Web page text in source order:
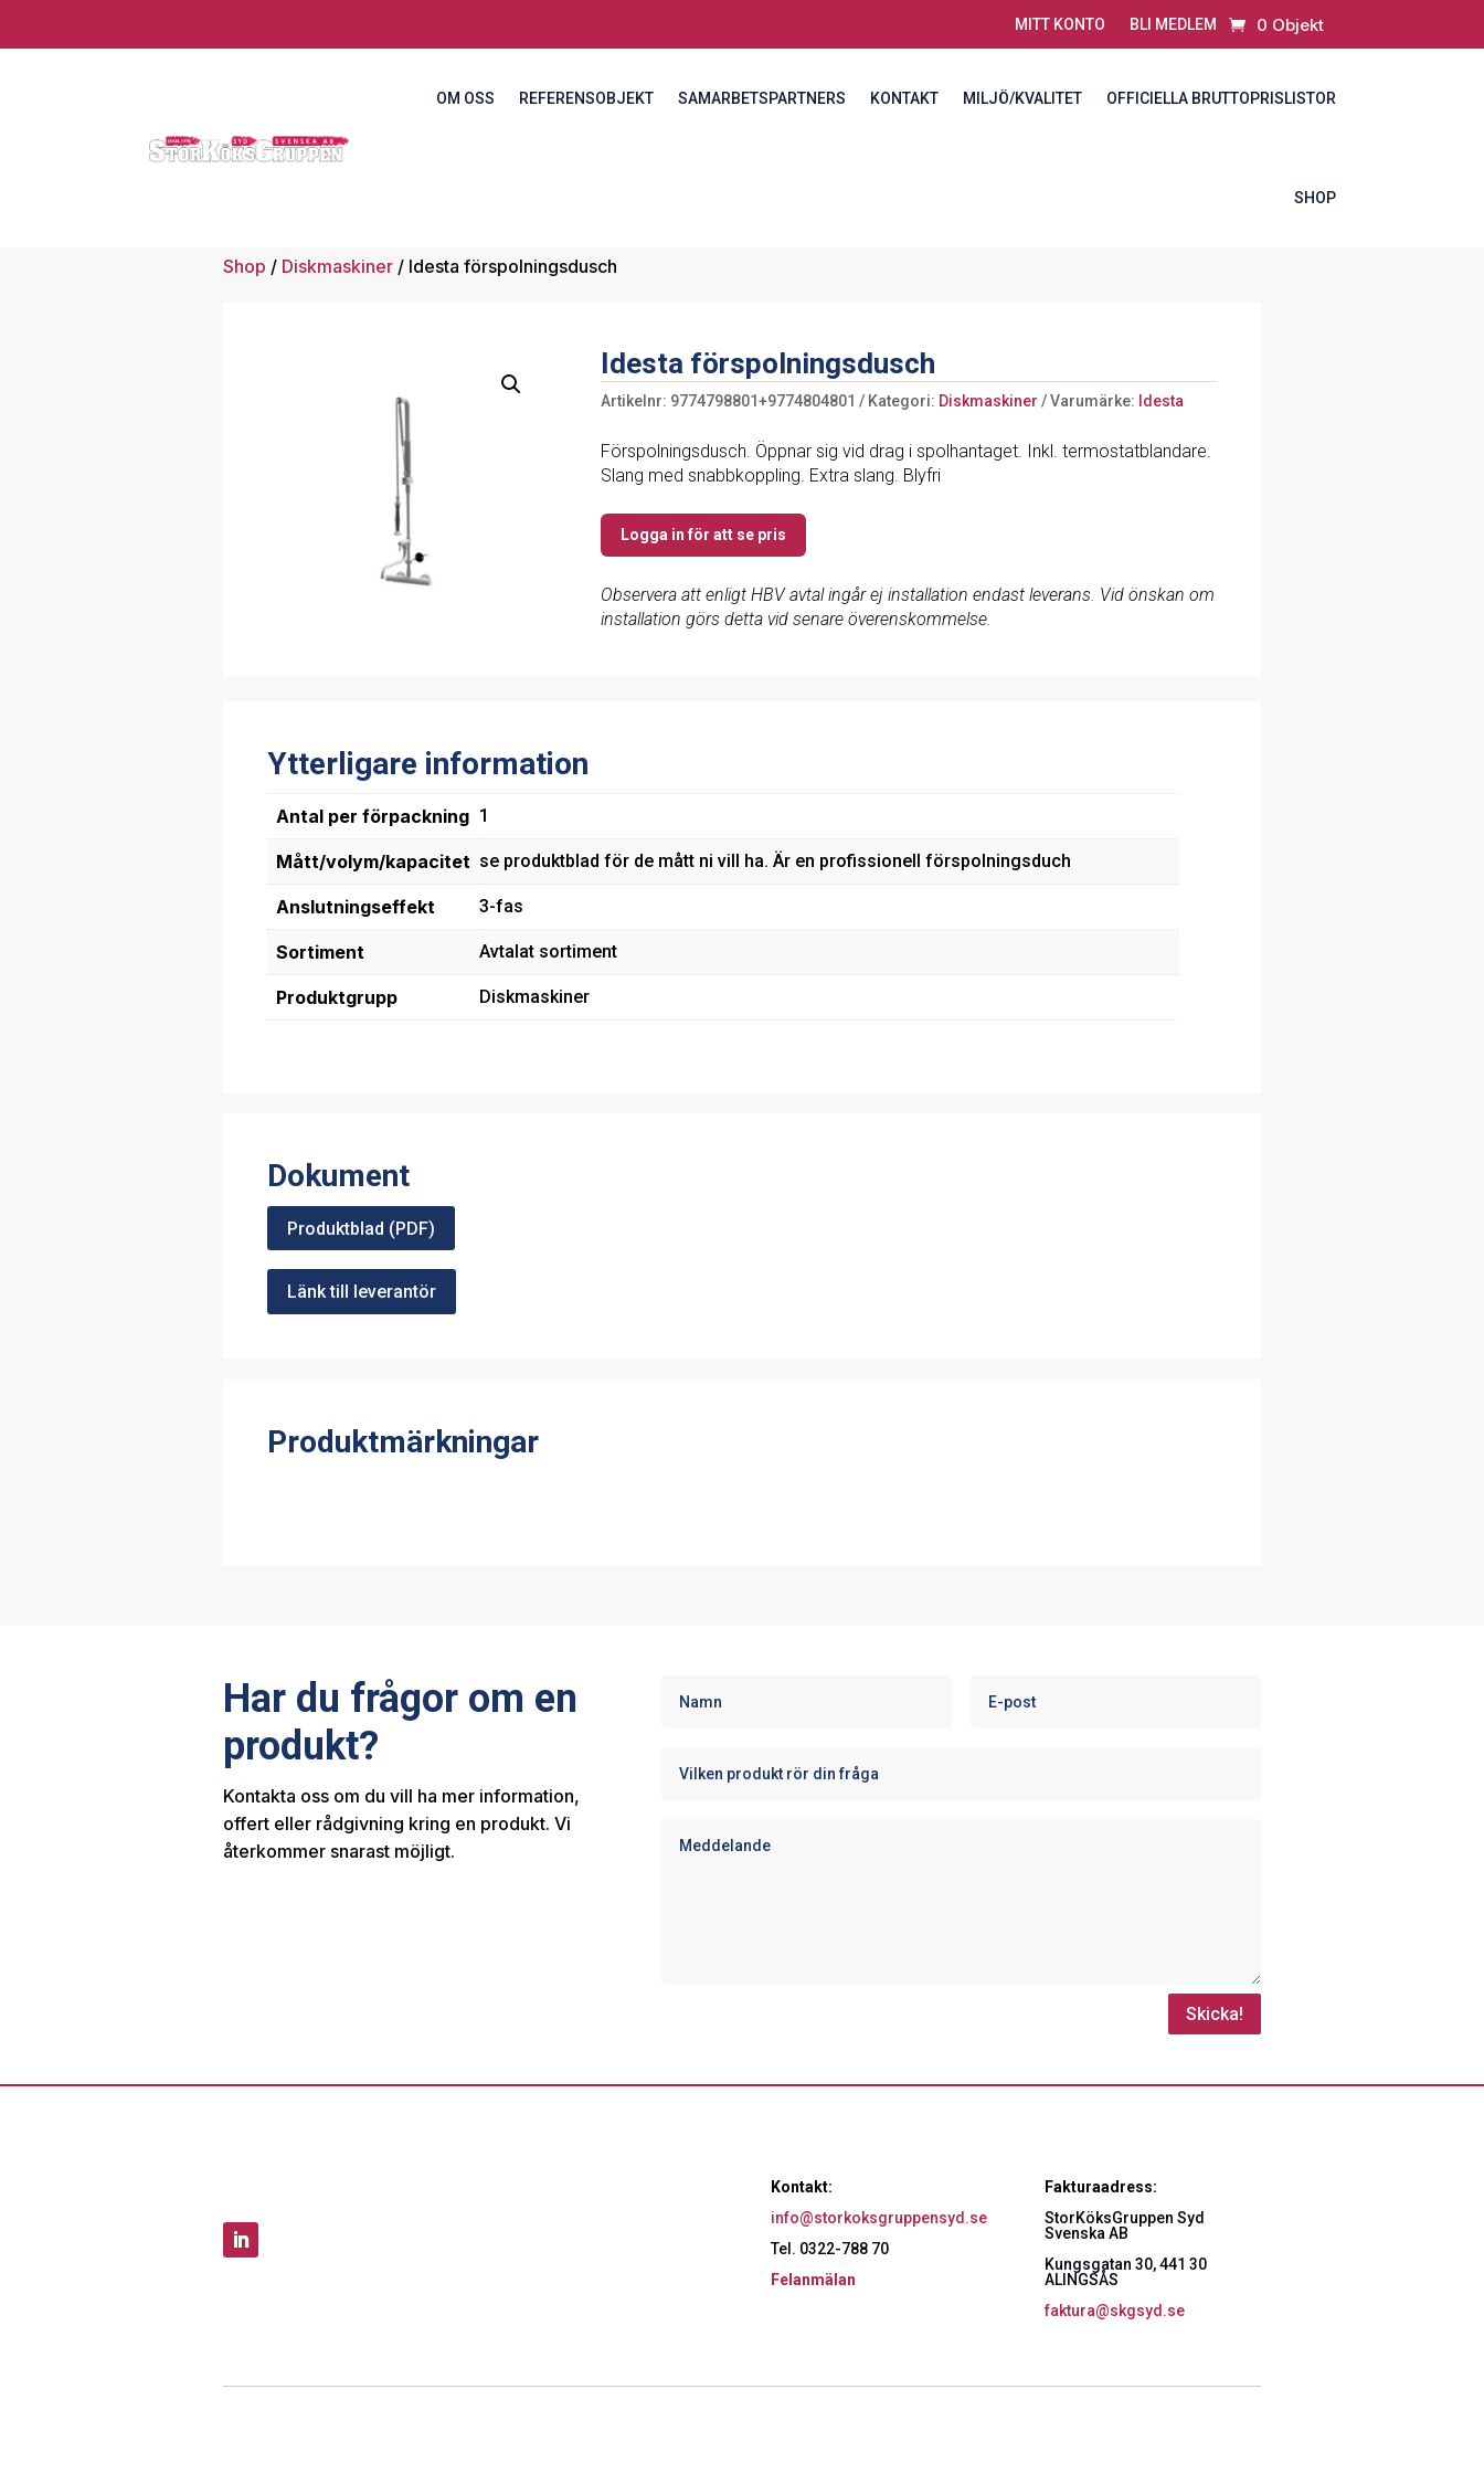
MITT KONTO BLI MEDLEM 0 Objekt
OM OSS REFERENSOBJEKT SAMARBETSPARTNERS KONTAKT MILJÖ/KVALITET OFFICIELLA BRUTTOPRISLISTOR
SHOP
Shop / Diskmaskiner/ Idesta förspolningsdusch
Idesta förspolningsdusch
Artikelnr: 9774798801+9774804801 Kategori: Diskmaskiner Varumärke: Idesta
Förspolningsdusch. Öppnar sig vid drag i spolhantaget. Inkl. termostatblandare.
Slang med snabbkoppling. Extra slang. Blyfri
Logga in för att se pris
Observera att enligt HBV avtal ingår ej installation endast leverans. Vid önskan om
installation görs detta vid senare överenskommelse.
Ytterligare information
Antal per förpackning 1
Mått/volym/kapacitet se produktblad för de mått ni vill ha. Är en profissionell förspolningsduch
Anslutningseffekt 3-fas
Sortiment Avtalat sortiment
Produktgrupp Diskmaskiner
Dokument
Produktblad (PDF)
Länk till leverantör
Produktmärkningar
Har du frågor om en
produkt?
Kontakta oss om du vill ha mer information,
offert eller rådgivning kring en produkt. Vi
återkommer snarast möjligt.
Skicka!
Kontakt:
info@storkoksgruppensyd.se
Tel. 0322-788 70
Felanmälan
Fakturaadress:
StorKöksGruppen Syd
Svenska AB
Kungsgatan 30, 441 30
ALINGSÅS
faktura@skgsyd.se